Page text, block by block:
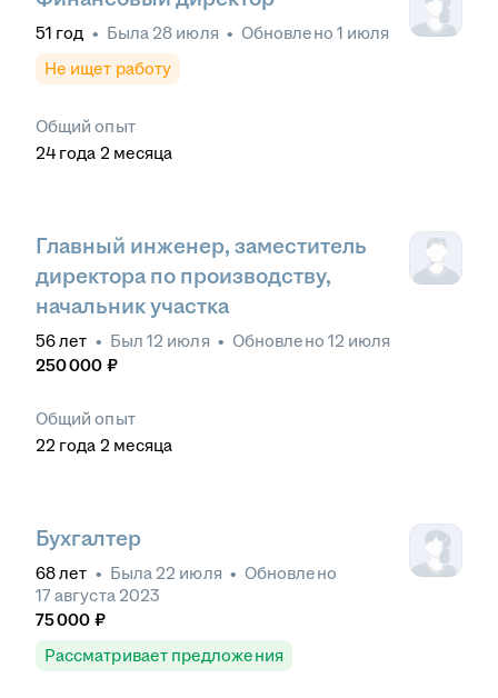
51 год • Была 28 июля • Обновлено 1 июля
Не ищет работу
Общий опыт
24 года 2 месяца
Главный инженер, заместитель
директора по производству,
начальник участка
56лет • Был 12 июля • Обновлено 12 июля
250 000 ₽
Общий опыт
22 года 2 месяца
Бухгалтер
68лет • Была 22 июля • Обновлено
17 августа 2023
75 000 ₽
Рассматривает предложения